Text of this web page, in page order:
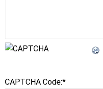
CAPTCHA Code:*